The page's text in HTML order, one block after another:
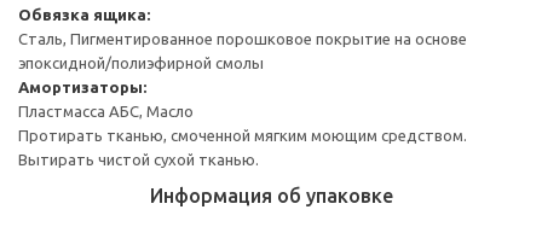
Обвязка ящика:
Сталь, Пигментированное порошковое покрытие на основе
эпоксидной/полиэфирной смолы
Амортизаторы:
Пластмасса АБС, Масло
Протирать тканью, смоченной мягким моющим средством.
Вытирать чистой сухой тканью.
Информация об упаковке